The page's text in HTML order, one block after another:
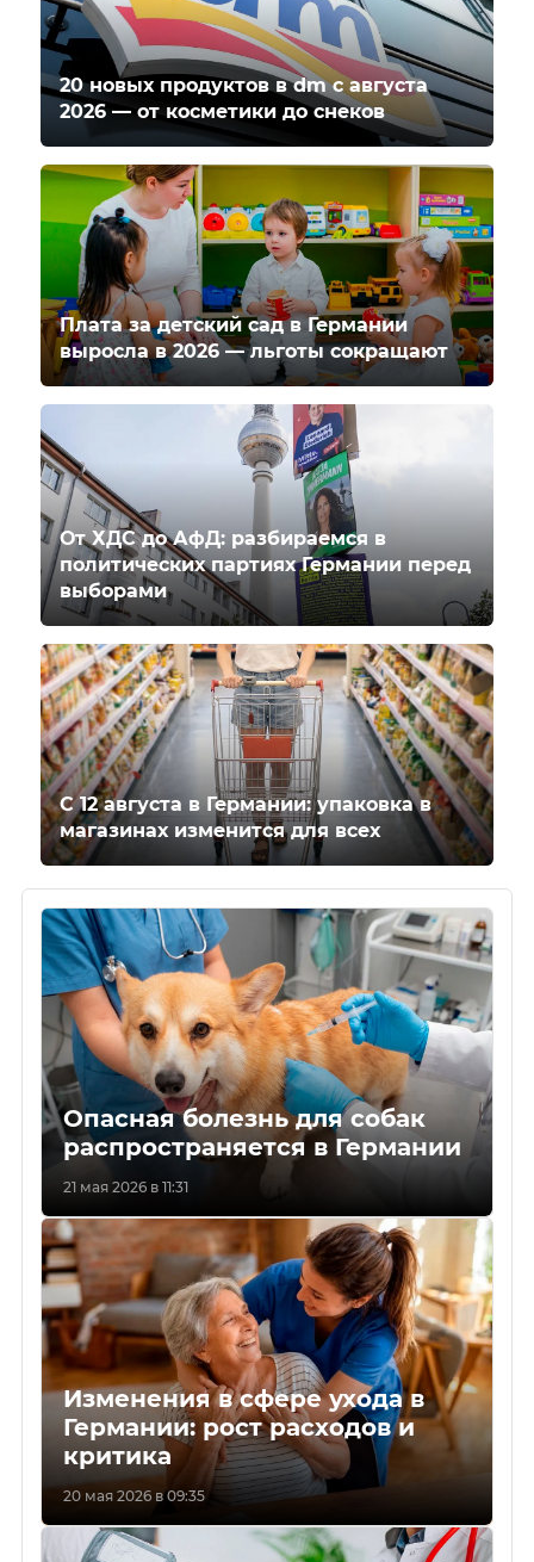
20 новых продуктов в dm с августа
2026 — от косметики до снеков
Плата за детский сад в Германии
выросла в 2026 — льготы сокращают
От ХДС до АфД: разбираемся в
политических партиях Германии перед
выборами
С 12 августа в Германии: упаковка в
магазинах изменится для всех
Опасная болезнь для собак
распространяется в Германии
21 мая 2026 в 11:31
Изменения в сфере ухода в
Германии: рост расходов и
критика
20 мая 2026 в 09:35